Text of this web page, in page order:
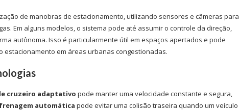
de manobras de estacionamento, utilizando sensores e câmeras para
Em alguns modelos, o sistema pode até assumir o controle da direção,
autônoma. Isso é particularmente útil em espaços apertados e pode
em áreas urbanas congestionadas.
cruzeiro adaptativo pode manter uma velocidade constante e segura,
automática pode evitar uma colisão traseira quando um veículo